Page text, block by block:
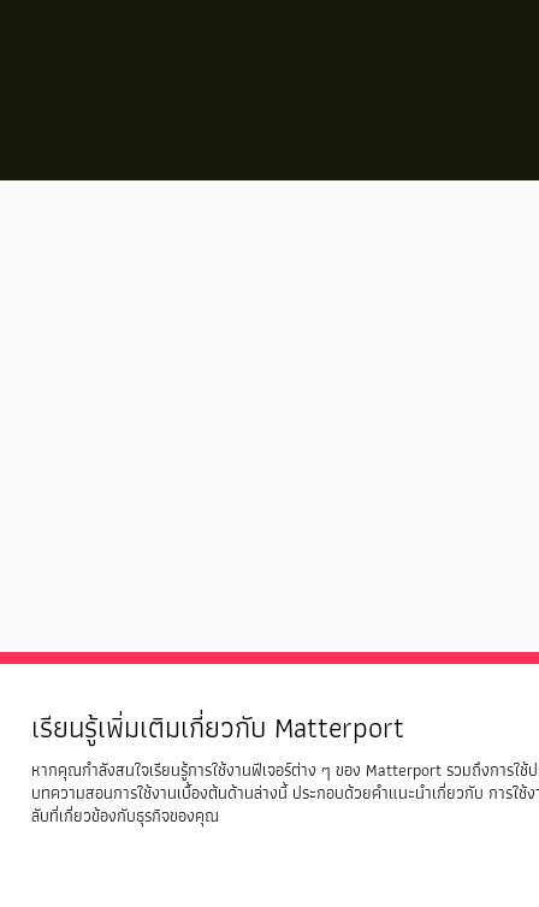
เรียนรู้เพิ่มเติมเกี่ยวกับ Matterport
หากคุณกำลังสนใจเรียนรู้การใช้งานฟีเจอร์ต่าง ๆ ของ Matterport รวมถึงการใ
บทความสอนการใช้งานเบื้องต้นด้านล่างนี้ ประกอบด้วยคำแนะนำเกี่ยวกับ การใ
ลับที่เกี่ยวข้องกับธุรกิจของคุณ